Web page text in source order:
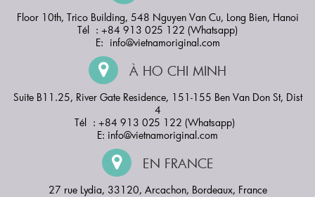
Floor 10th, Trico Building, 548 Nguyen Van Cu, Long Bien, Hanoi
Tél : +84 913 025 122 (Whatsapp)
E: info@vietnamoriginal.com
À HO CHI MINH
Suite B11.25, River Gate Residence, 151-155 Ben Van Don St, Dist
4
Tél : +84 913 025 122 (Whatsapp)
E: info@vietnamoriginal.com
EN FRANCE
27 rue Lydia, 33120, Arcachon, Bordeaux, France